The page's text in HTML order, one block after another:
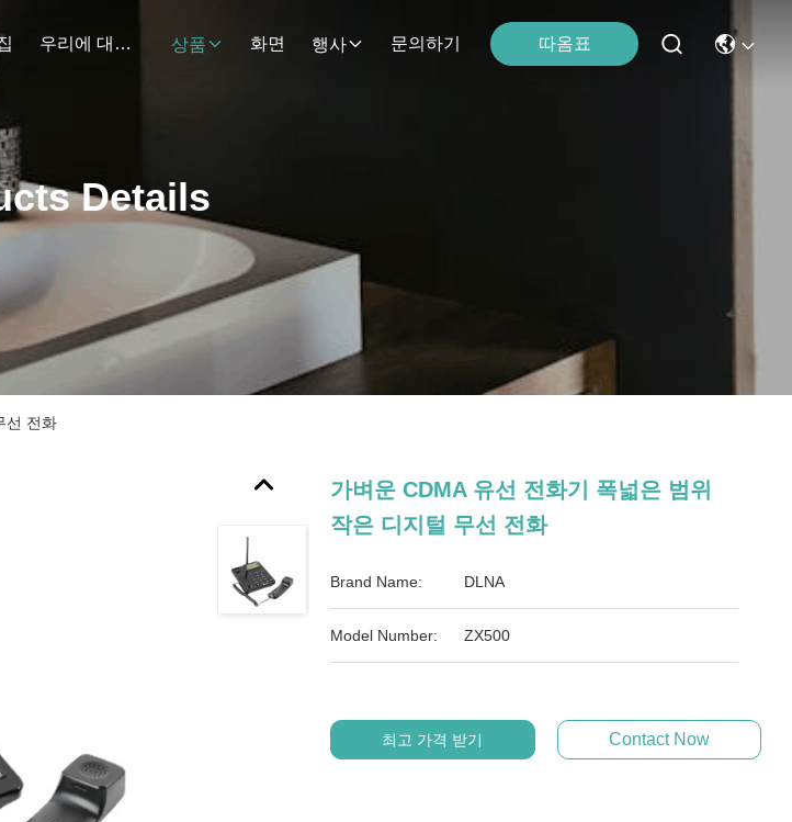
우리에 대하여 상품 화면 행사 문의하기 따옴표
Details
선 전화
가벼운 CDMA 유선 전화기 폭넓은 범위
작은 디지털 무선 전화
Brand Name: DLNA
Model Number: ZX500
최고 가격 받기 Contact Now